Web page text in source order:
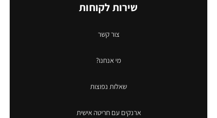
שירות לקוחות
צור קשר
מי אנחנו?
שאלות נפוצות
ארנקים עם חריטה אישית